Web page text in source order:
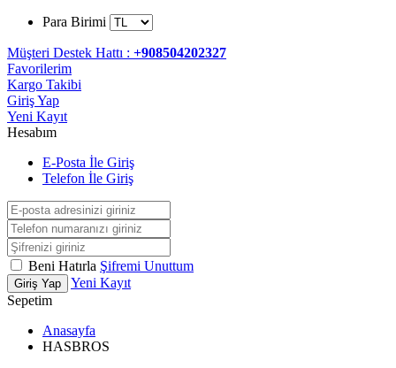
Para Birimi
Müşteri Destek Hattı : +908504202327
Favorilerim
Kargo Takibi
Giriş Yap
Yeni Kayıt
Hesabım
E-Posta İle Giriş
Telefon İle Giriş
Beni Hatırla Şifremi Unuttum
Giriş Yap
Yeni Kayıt
Sepetim
Anasayfa
HASBROS